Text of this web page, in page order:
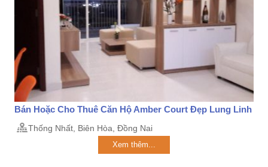
Bán Hoặc Cho Thuê Căn Hộ Amber Court Đẹp Lung Linh
Thống Nhất, Biên Hòa, Đồng Nai
Xem thêm...